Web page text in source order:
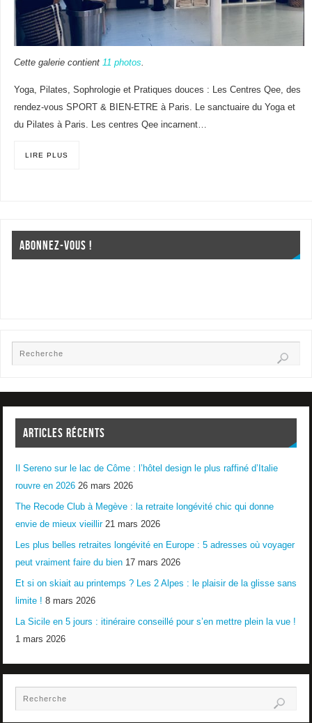
Cette galerie contient 11 photos.
Yoga, Pilates, Sophrologie et Pratiques douces : Les Centres Qee, des
rendez-vous SPORT & BIEN-ETRE à Paris. Le sanctuaire du Yoga et
du Pilates à Paris. Les centres Qee incarnent…
LIRE PLUS
ABONNEZ-VOUS !
ARTICLES RÉCENTS
Il Sereno sur le lac de Côme : l’hôtel design le plus raffiné d’Italie
rouvre en 2026 26 mars 2026
The Recode Club à Megève : la retraite longévité chic qui donne
envie de mieux vieillir 21 mars 2026
Les plus belles retraites longévité en Europe : 5 adresses où voyager
peut vraiment faire du bien 17 mars 2026
Et si on skiait au printemps ? Les 2 Alpes : le plaisir de la glisse sans
limite ! 8 mars 2026
La Sicile en 5 jours : itinéraire conseillé pour s’en mettre plein la vue !
1 mars 2026